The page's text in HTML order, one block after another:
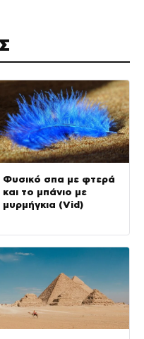
Φυσικό σπα με φτερά
και το μπάνιο με
μυρμήγκια (Vid)